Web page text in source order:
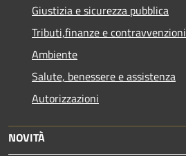
Giustizia e sicurezza pubblica
Tributi,finanze e contravvenzioni
Ambiente
Salute, benessere e assistenza
Autorizzazioni
NOVITÀ